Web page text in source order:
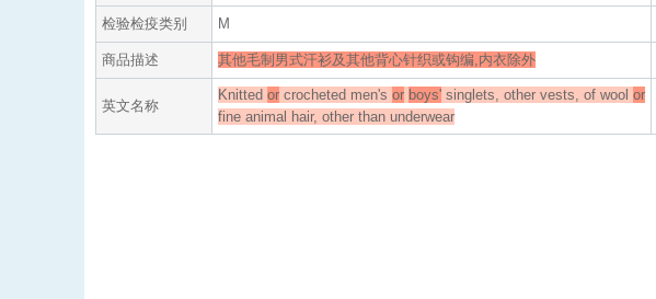
检验检疫类别 M
商品描述 其他毛制男式汗衫及其他背心针织或钩编,内衣除外
英文名称
Knitted or crocheted men's or boys' singlets, other vests, of wool or
fine animal hair, other than underwear